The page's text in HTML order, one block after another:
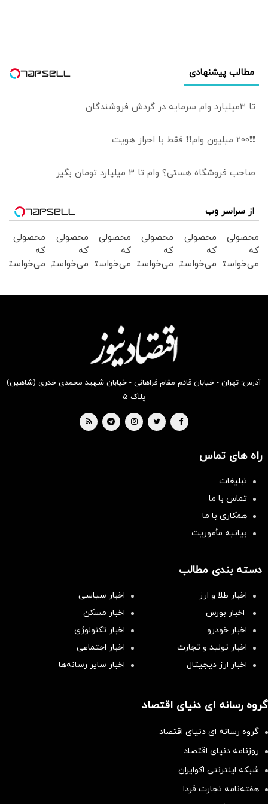
مطالب پیشنهادی
تا 3میلیارد وام سرمایه در گردش فروشندگان
❗❗200 میلیون وام❗❗ فقط با احراز هویت
صاحب فروشگاه هستی؟ وام تا ۳ میلیارد تومان بگیر
از سراسر وب
محصولی
که
می‌خواستی
محصولی
که
می‌خواستی
محصولی
که
می‌خواستی
بخر !
محصولی
که
می‌خواستی
بخر !
محصولی
که
می‌خواستی
محصولی
که
می‌خواستی
آدرس: تهران - خیابان قائم مقام فراهانی - خیابان شهید محمدی خدری (شاهین)
پلاک ۵
راه های تماس
تبلیغات
تماس با ما
همکاری با ما
بیانیه مأموریت
دسته بندی مطالب
اخبار طلا و ارز
اخبار سیاسی
اخبار بورس
اخبار مسکن
اخبار خودرو
اخبار تکنولوژی
اخبار تولید و تجارت
اخبار اجتماعی
اخبار ارز دیجیتال
اخبار سایر رسانه‌‌ها
گروه رسانه ای دنیای اقتصاد
گروه رسانه ای دنیای اقتصاد
روزنامه دنیای اقتصاد
شبکه اینترنتی اکوایران
هفته‌نامه تجارت فردا